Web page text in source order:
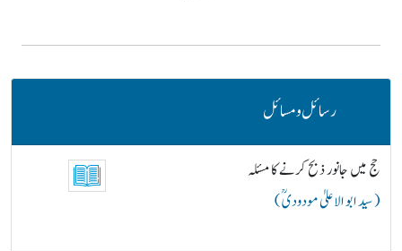
رسائل و مسائل
حج میں جانور ذبح کرنے کا مسئلہ
( سید ابو الاعلیٰ مودودیؒ )